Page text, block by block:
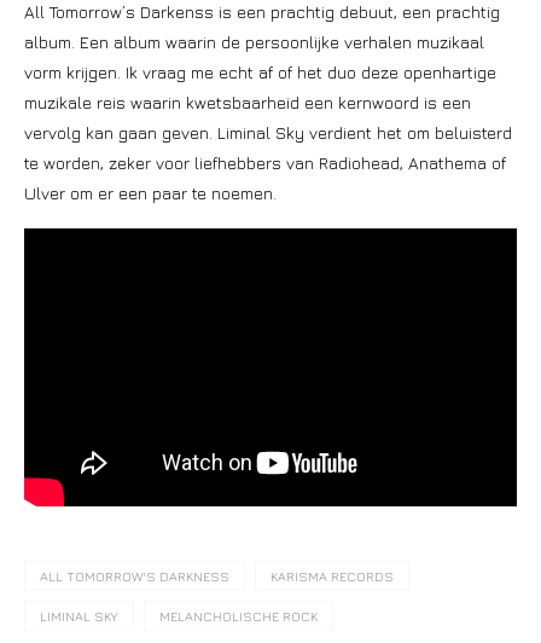
All Tomorrow’s Darkenss is een prachtig debuut, een prachtig
album. Een album waarin de persoonlijke verhalen muzikaal
vorm krijgen. Ik vraag me echt af of het duo deze openhartige
muzikale reis waarin kwetsbaarheid een kernwoord is een
vervolg kan gaan geven. Liminal Sky verdient het om beluisterd
te worden, zeker voor liefhebbers van Radiohead, Anathema of
Ulver om er een paar te noemen.
ALL TOMORROW'S DARKNESS KARISMA RECORDS
LIMINAL SKY MELANCHOLISCHE ROCK